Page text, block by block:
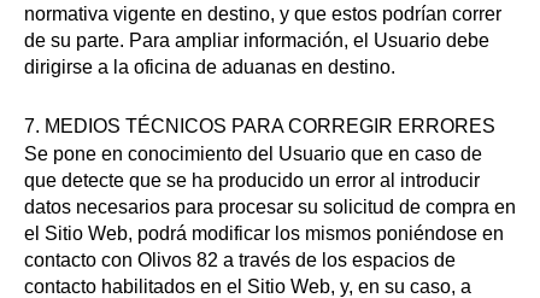
normativa vigente en destino, y que estos podrían correr
de su parte. Para ampliar información, el Usuario debe
dirigirse a la oficina de aduanas en destino.
7. MEDIOS TÉCNICOS PARA CORREGIR ERRORES
Se pone en conocimiento del Usuario que en caso de
que detecte que se ha producido un error al introducir
datos necesarios para procesar su solicitud de compra en
el Sitio Web, podrá modificar los mismos poniéndose en
contacto con Olivos 82 a través de los espacios de
contacto habilitados en el Sitio Web, y, en su caso, a